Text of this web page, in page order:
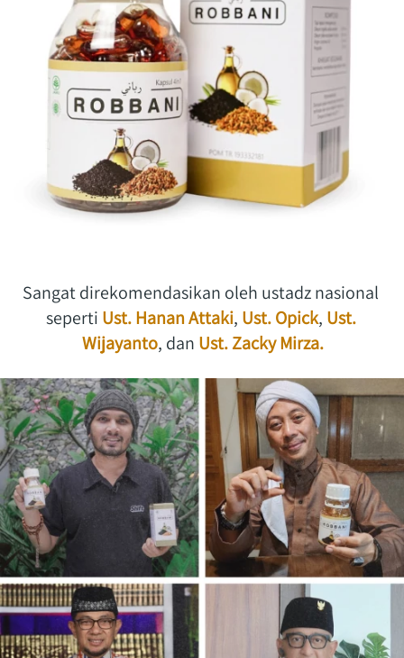
Sangat direkomendasikan oleh ustadz nasional
seperti Ust. Hanan Attaki, Ust. Opick, Ust.
Wijayanto, dan Ust. Zacky Mirza.